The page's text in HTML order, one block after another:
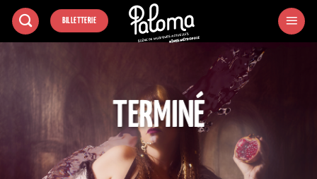
Passer
BILLETTERIE
TERMINÉ